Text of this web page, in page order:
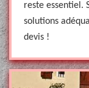
reste essentiel.
solutions
devis !